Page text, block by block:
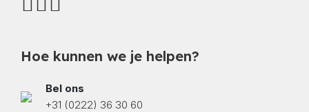
Hoe kunnen we je helpen?
Bel ons
+31 (0222) 36 30 60